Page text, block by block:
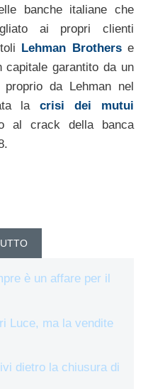
banche italiane che
ai propri clienti
Lehman Brotherse
garantito da un
proprio da Lehman nel
lacrisi dei mutui
al crack della banca
è un affare per il
Luce, ma la vendite
dietro la chiusura di